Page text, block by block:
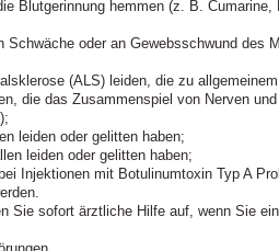
Blutgerinnung hemmen (z. B.
Schwäche oder an Gewebsschwund des
(ALS) leiden, die zu
die das Zusammenspiel von Nerven
leiden oder gelitten haben;
leiden oder gelitten haben;
Injektionen mit Botulinumtoxin Typ A
Sie sofort ärztliche Hilfe auf, wenn Sie